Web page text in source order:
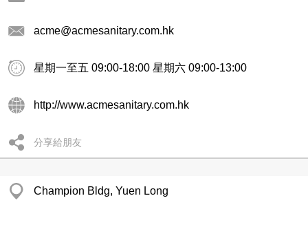
acme@acmesanitary.com.hk
星期一至五 09:00-18:00 星期六 09:00-13:00
http://www.acmesanitary.com.hk
分享給朋友
Champion Bldg, Yuen Long